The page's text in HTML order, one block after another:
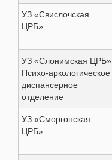
УЗ «Свислочская
ЦРБ»
УЗ «Слонимская ЦРБ»
Психо-аркологическое
диспансерное
отделение
УЗ «Сморгонская
ЦРБ»